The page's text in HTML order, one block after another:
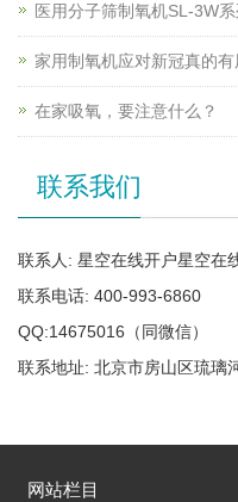
医用分子筛制氧机SL-3W
家用制氧机应对新冠真的有
在家吸氧，要注意什么？
联系我们
联系人: 星空在线开户星空在
联系电话: 400-993-6860
QQ:14675016（同微信）
联系地址: 北京市房山区琉璃
网站栏目